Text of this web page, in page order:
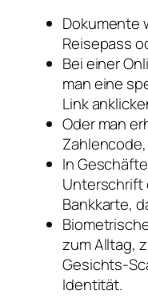
Dokumente
Reisepass
Bei einer
man eine
Link
Oder man
In
Unterschrift
Bankkarte,
zum Alltag,
Gesichts-
Identität.